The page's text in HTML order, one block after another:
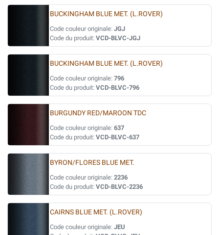
BUCKINGHAM BLUE MET. (L.ROVER)
Code couleur originale: JGJ
Code du produit: VCD-BLVC-JGJ
BUCKINGHAM BLUE MET. (L.ROVER)
Code couleur originale: 796
Code du produit: VCD-BLVC-796
BURGUNDY RED/MAROON TDC
Code couleur originale: 637
Code du produit: VCD-BLVC-637
BYRON/FLORES BLUE MET.
Code couleur originale: 2236
Code du produit: VCD-BLVC-2236
CAIRNS BLUE MET. (L.ROVER)
Code couleur originale: JEU